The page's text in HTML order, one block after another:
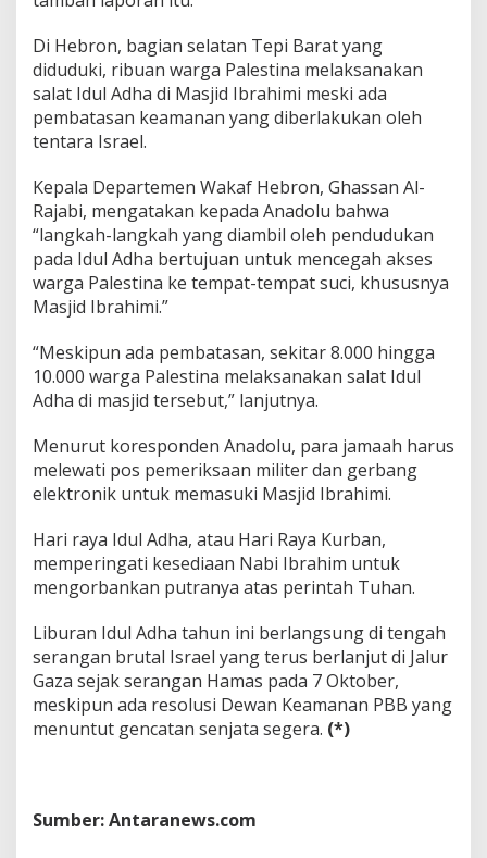
Di Hebron, bagian selatan Tepi Barat yang
diduduki, ribuan warga Palestina melaksanakan
salat Idul Adha di Masjid Ibrahimi meski ada
pembatasan keamanan yang diberlakukan oleh
tentara Israel.
Kepala Departemen Wakaf Hebron, Ghassan Al-
Rajabi, mengatakan kepada Anadolu bahwa
“langkah-langkah yang diambil oleh pendudukan
pada Idul Adha bertujuan untuk mencegah akses
warga Palestina ke tempat-tempat suci, khususnya
Masjid Ibrahimi.”
“Meskipun ada pembatasan, sekitar 8.000 hingga
10.000 warga Palestina melaksanakan salat Idul
Adha di masjid tersebut,” lanjutnya.
Menurut koresponden Anadolu, para jamaah harus
melewati pos pemeriksaan militer dan gerbang
elektronik untuk memasuki Masjid Ibrahimi.
Hari raya Idul Adha, atau Hari Raya Kurban,
memperingati kesediaan Nabi Ibrahim untuk
mengorbankan putranya atas perintah Tuhan.
Liburan Idul Adha tahun ini berlangsung di tengah
serangan brutal Israel yang terus berlanjut di Jalur
Gaza sejak serangan Hamas pada 7 Oktober,
meskipun ada resolusi Dewan Keamanan PBB yang
menuntut gencatan senjata segera. (*)
Sumber: Antaranews.com